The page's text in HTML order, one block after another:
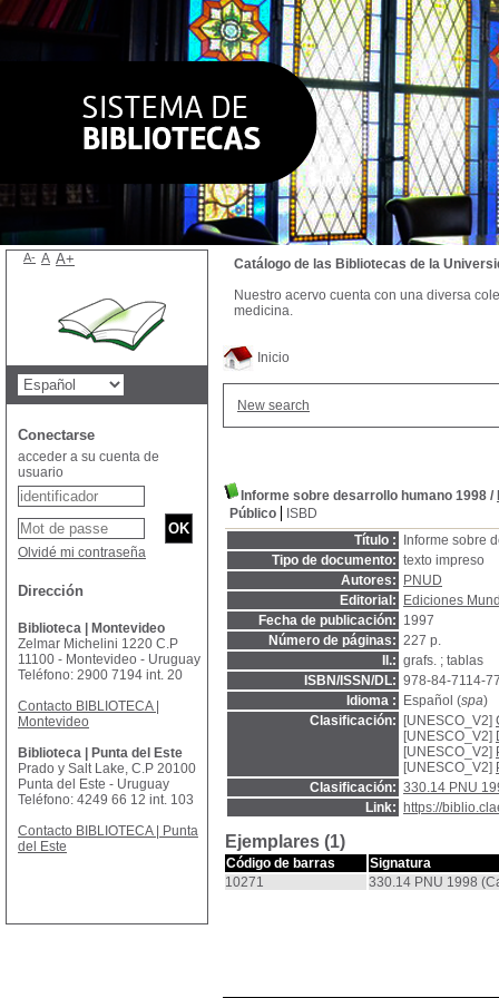
Inicio
New search
Informe sobre desarrollo humano 1998 /
Público
ISBD
Título :
Informe sobre
Tipo de documento: texto impreso
Autores:
PNUD
Editorial:
Ediciones
Fecha de publicación: 1997
Número de páginas: 227 p.
Il.: grafs. ; tablas
ISBN/ISSN/DL: 978-84-7114-
Idioma :
Español (spa)
Clasificación:
[UNESCO_V2]
[UNESCO_V2]
[UNESCO_V2]
[UNESCO_V2]
Clasificación: 330.14 PNU
Link:
https://
Ejemplares (1)
Código de barras
Signatura
10271
330.14 PNU 1998
Catálogo de las Bibliotecas de la
Nuestro acervo cuenta con una diversa
medicina.
A- A A+
Conectarse
acceder a su cuenta de
usuario
Olvidé mi contraseña
Dirección
Biblioteca | Montevideo
Zelmar Michelini 1220 C.P
11100 - Montevideo - Uruguay
Teléfono: 2900 7194 int. 20
Contacto BIBLIOTECA |
Montevideo
Biblioteca | Punta del Este
Prado y Salt Lake, C.P 20100
Punta del Este - Uruguay
Teléfono: 4249 66 12 int. 103
Contacto BIBLIOTECA | Punta
del Este